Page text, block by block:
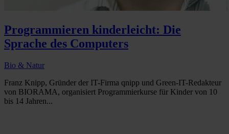
Programmieren kinderleicht: Die
Sprache des Computers
Bio & Natur
Franz Knipp, Gründer der IT-Firma qnipp und Green-IT-Redakteur
von BIORAMA, organisiert Programmierkurse für Kinder von 10
bis 14 Jahren...